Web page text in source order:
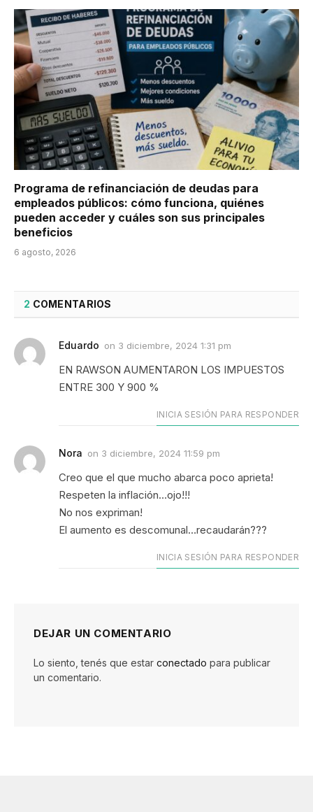
Programa de refinanciación de deudas para
empleados públicos: cómo funciona, quiénes
pueden acceder y cuáles son sus principales
beneficios
6 agosto, 2026
2 COMENTARIOS
Eduardo on 3 diciembre, 2024 1:31 pm
EN RAWSON AUMENTARON LOS IMPUESTOS
ENTRE 300 Y 900 %
INICIA SESIÓN PARA RESPONDER
Nora on 3 diciembre, 2024 11:59 pm
Creo que el que mucho abarca poco aprieta!
Respeten la inflación…ojo!!!
No nos expriman!
El aumento es descomunal…recaudarán???
INICIA SESIÓN PARA RESPONDER
DEJAR UN COMENTARIO
Lo siento, tenés que estar conectado para publicar
un comentario.